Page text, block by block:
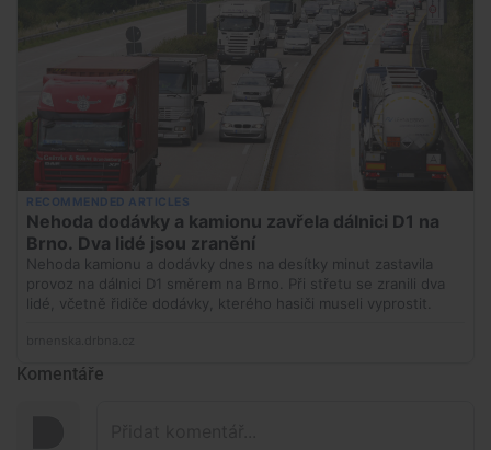
Komentáře